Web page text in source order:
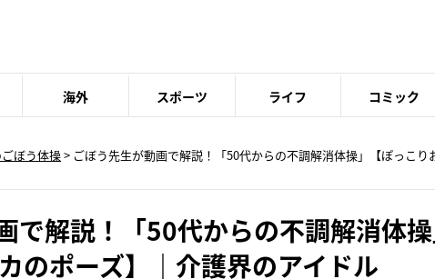
海外 スポーツ ライフ コミック
ぼう体操> ごぼう先生が動画で解説！「50代からの不調解消体操」【ぽっこり
で解説！「50代からの不調解消体
のポーズ】｜介護界のアイドル